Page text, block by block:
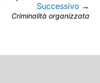
Successivo →
Criminalità organizzata